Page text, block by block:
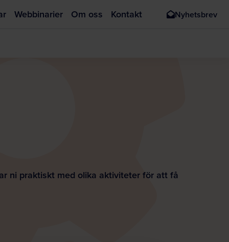
Webbinarier Om oss Kontakt Nyhetsbrev
ni praktiskt med olika aktiviteter för att få